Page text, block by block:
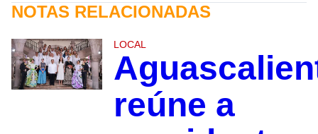
NOTAS RELACIONADAS
LOCAL
reúne a